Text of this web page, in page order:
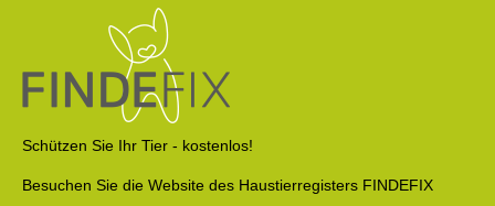
Schützen Sie Ihr Tier - kostenlos!
Besuchen Sie die Website des Haustierregisters FINDEFIX